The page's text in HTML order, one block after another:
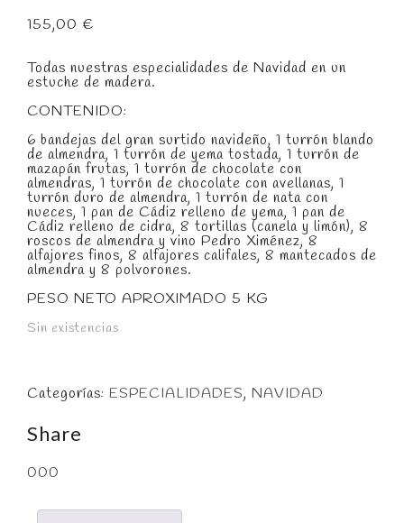
155,00 €
Todas nuestras especialidades de Navidad en un
estuche de madera.
CONTENIDO:
6 bandejas del gran surtido navideño, 1 turrón blando
de almendra, 1 turrón de yema tostada, 1 turrón de
mazapán frutas, 1 turrón de chocolate con
almendras, 1 turrón de chocolate con avellanas, 1
turrón duro de almendra, 1 turrón de nata con
nueces, 1 pan de Cádiz relleno de yema, 1 pan de
Cádiz relleno de cidra, 8 tortillas (canela y limón), 8
roscos de almendra y vino Pedro Ximénez, 8
alfajores finos, 8 alfajores califales, 8 mantecados de
almendra y 8 polvorones.
PESO NETO APROXIMADO 5 KG
Sin existencias
Categorías: ESPECIALIDADES, NAVIDAD
Share
000